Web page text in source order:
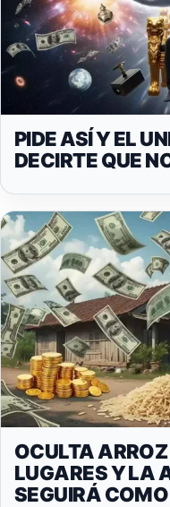
PIDE ASÍ Y EL
DECIRTE QUE
OCULTA
LUGARES Y LA
SEGUIRÁ